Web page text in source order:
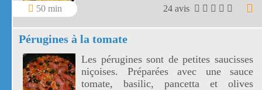
50 min 24 avis
Pérugines à la tomate
Les pérugines sont de petites saucisses
niçoises. Préparées avec une sauce
tomate, basilic, pancetta et olives